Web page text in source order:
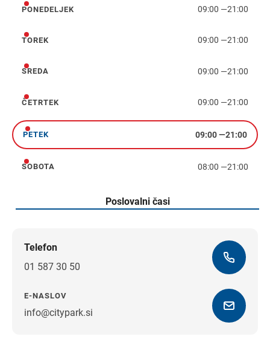
ponedeljek
PONEDELJEK 09:00 —21:00
torek
TOREK 09:00 —21:00
sreda
SREDA 09:00 —21:00
četrtek
ČETRTEK 09:00 —21:00
petek
PETEK 09:00—21:00
sobota
SOBOTA 08:00 —21:00
Poslovalni časi
Telefon
01 587 30 50
E-NASLOV
info@citypark.si